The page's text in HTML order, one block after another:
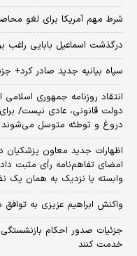
شرط مهم آمریکا برای لغو
درگذشت اسماعیل بابایی راغب
سپاه بیانیه جدید صادر کرد+
انتقاد روزنامه جمهوری
دولت قانونی، عادی نیست/
دروغ و توطئه متوسل می‌شوند
امضای تفاهم‌نامه رأی مثبت
وابسته یا نزدیک به همان یک
واکنش ابراهیم عزیزی به
خدمت کنند